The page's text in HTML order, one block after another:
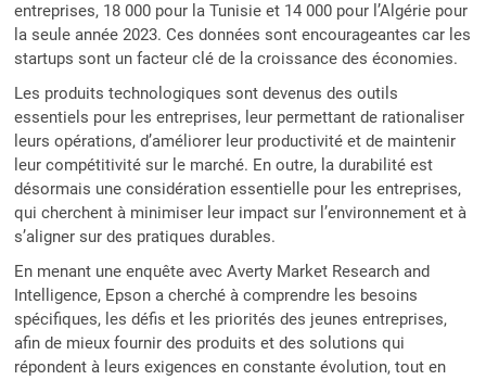
entreprises, 18 000 pour la Tunisie et 14 000 pour l’Algérie pour
la seule année 2023. Ces données sont encourageantes car les
startups sont un facteur clé de la croissance des économies.
Les produits technologiques sont devenus des outils
essentiels pour les entreprises, leur permettant de rationaliser
leurs opérations, d’améliorer leur productivité et de maintenir
leur compétitivité sur le marché. En outre, la durabilité est
désormais une considération essentielle pour les entreprises,
qui cherchent à minimiser leur impact sur l’environnement et à
s’aligner sur des pratiques durables.
En menant une enquête avec Averty Market Research and
Intelligence, Epson a cherché à comprendre les besoins
spécifiques, les défis et les priorités des jeunes entreprises,
afin de mieux fournir des produits et des solutions qui
répondent à leurs exigences en constante évolution, tout en